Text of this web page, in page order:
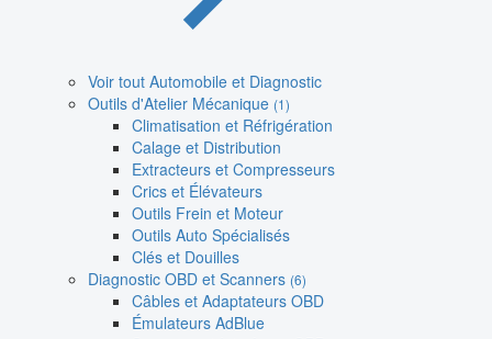
Voir tout Automobile et Diagnostic
Outils d'Atelier Mécanique (1)
Climatisation et Réfrigération
Calage et Distribution
Extracteurs et Compresseurs
Crics et Élévateurs
Outils Frein et Moteur
Outils Auto Spécialisés
Clés et Douilles
Diagnostic OBD et Scanners (6)
Câbles et Adaptateurs OBD
Émulateurs AdBlue